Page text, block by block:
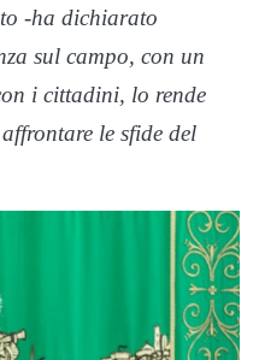
-ha dichiarato
sul campo, con un
i cittadini, lo rende
le sfide del